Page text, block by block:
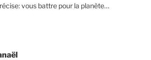
vous battre pour la planète…